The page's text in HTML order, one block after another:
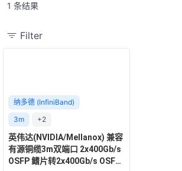
1 条结果
Filter
纳多德 (InfiniBand)
3m
+2
英伟达(NVIDIA/Mellanox) 兼容
有源铜缆3m双端口 2x400Gb/s
OSFP 鳍片转2x400Gb/s OSFP